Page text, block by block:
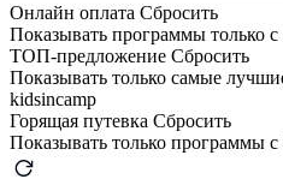
Онлайн оплата Сбросить
Показывать программы только
ТОП-предложение Сбросить
Показывать только самые
kidsincamp
Горящая путевка Сбросить
Показывать только программы